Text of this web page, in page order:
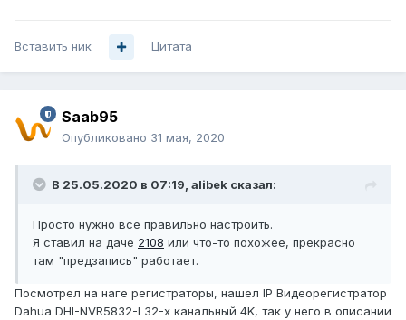
Вставить ник Цитата
Saab95
Опубликовано 31 мая, 2020
В 25.05.2020 в 07:19, alibek сказал:
Просто нужно все правильно настроить.
Я ставил на даче 2108 или что-то похожее, прекрасно
там "предзапись" работает.
Посмотрел на наге регистраторы, нашел IP Видеорегистратор
Dahua DHI-NVR5832-I 32-х канальный 4K, так у него в описании